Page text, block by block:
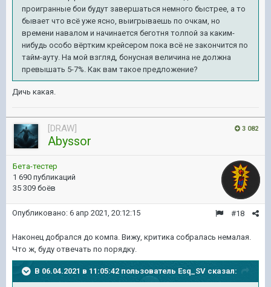
проигранные бои будут завершаться немного быстрее, а то
бывает что всё уже ясно, выигрываешь по очкам, но
времени навалом и начинается беготня толпой за каким-
нибудь особо вёртким крейсером пока всё не закончится по
тайм-ауту. На мой взгляд, бонусная величина не должна
превышать 5-7%. Как вам такое предложение?
Дичь какая.
3 082
[DRAW]
Abyssor
Бета-тестер
1 690 публикаций
35 309 боёв
#18
Опубликовано: 6 апр 2021, 20:12:15
Наконец добрался до компа. Вижу, критика собралась немалая.
Что ж, буду отвечать по порядку.
В 06.04.2021 в 11:05:42 пользователь Esq_SV сказал: